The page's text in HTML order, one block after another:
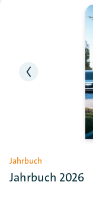
Slider überspringen
Jahrbuch
Jahrbuch 2026